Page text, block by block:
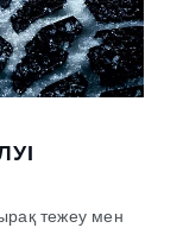
тежеу мен